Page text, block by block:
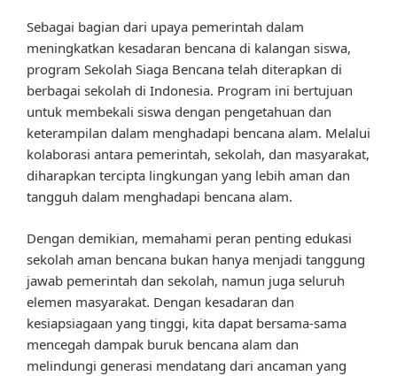
Sebagai bagian dari upaya pemerintah dalam
meningkatkan kesadaran bencana di kalangan siswa,
program Sekolah Siaga Bencana telah diterapkan di
berbagai sekolah di Indonesia. Program ini bertujuan
untuk membekali siswa dengan pengetahuan dan
keterampilan dalam menghadapi bencana alam. Melalui
kolaborasi antara pemerintah, sekolah, dan masyarakat,
diharapkan tercipta lingkungan yang lebih aman dan
tangguh dalam menghadapi bencana alam.
Dengan demikian, memahami peran penting edukasi
sekolah aman bencana bukan hanya menjadi tanggung
jawab pemerintah dan sekolah, namun juga seluruh
elemen masyarakat. Dengan kesadaran dan
kesiapsiagaan yang tinggi, kita dapat bersama-sama
mencegah dampak buruk bencana alam dan
melindungi generasi mendatang dari ancaman yang